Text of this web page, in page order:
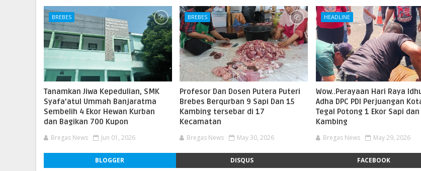
BREBES
Tanamkan Jiwa Kepedulian, SMK
Syafa'atul Ummah Banjaratma
Sembelih 4 Ekor Hewan Kurban
dan Bagikan 700 Kupon
Bregas News Jun 01, 2026
BREBES
Profesor Dan Dosen Putera Puteri
Brebes Berqurban 9 Sapi Dan 15
Kambing tersebar di 17
Kecamatan
Bregas News May 30, 2026
HEADLINE
Wow..Perayaan Hari Raya
Adha DPC PDI Perjuangan
Tegal Potong 1 Ekor Sapi dan
Kambing
Bregas News May 29, 2026
BLOGGER DISQUS FACEBOOK